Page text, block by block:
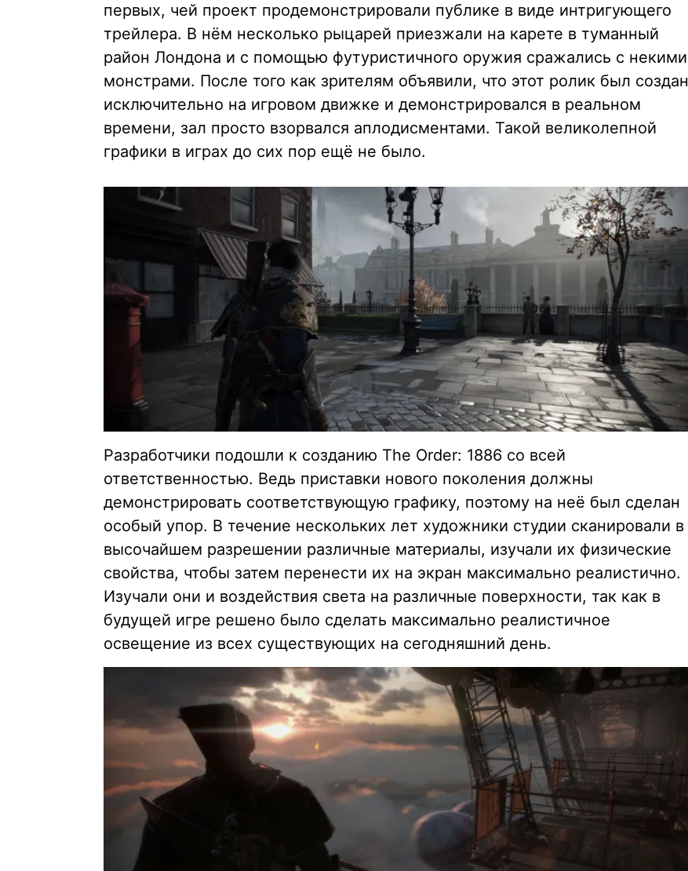
первых, чей проект продемонстрировали публике в виде интригующего
трейлера. В нём несколько рыцарей приезжали на карете в туманный
район Лондона и с помощью футуристичного оружия сражались с некими
монстрами. После того как зрителям объявили, что этот ролик был создан
исключительно на игровом движке и демонстрировался в реальном
времени, зал просто взорвался аплодисментами. Такой великолепной
графики в играх до сих пор ещё не было.
Разработчики подошли к созданию The Order: 1886 со всей
ответственностью. Ведь приставки нового поколения должны
демонстрировать соответствующую графику, поэтому на неё был сделан
особый упор. В течение нескольких лет художники студии сканировали в
высочайшем разрешении различные материалы, изучали их физические
свойства, чтобы затем перенести их на экран максимально реалистично.
Изучали они и воздействия света на различные поверхности, так как в
будущей игре решено было сделать максимально реалистичное
освещение из всех существующих на сегодняшний день.